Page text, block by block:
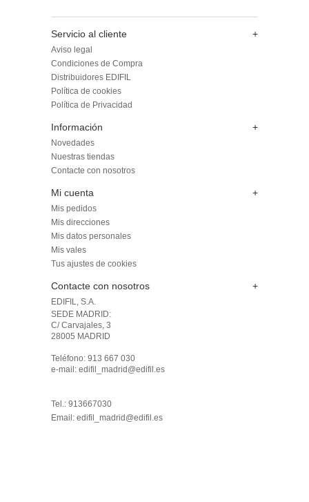
Servicio al cliente +
Aviso legal
Condiciones de Compra
Distribuidores EDIFIL
Política de cookies
Política de Privacidad
Información +
Novedades
Nuestras tiendas
Contacte con nosotros
Mi cuenta +
Mis pedidos
Mis direcciones
Mis datos personales
Mis vales
Tus ajustes de cookies
Contacte con nosotros +
EDIFIL, S.A.
SEDE MADRID:
C/ Carvajales, 3
28005 MADRID
Teléfono: 913 667 030
e-mail: edifil_madrid@edifil.es
Tel.: 913667030
Email: edifil_madrid@edifil.es